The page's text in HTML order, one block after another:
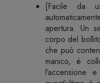
[Facile da
apertura. Un
corpo del
che può
manico, è
l’accensione